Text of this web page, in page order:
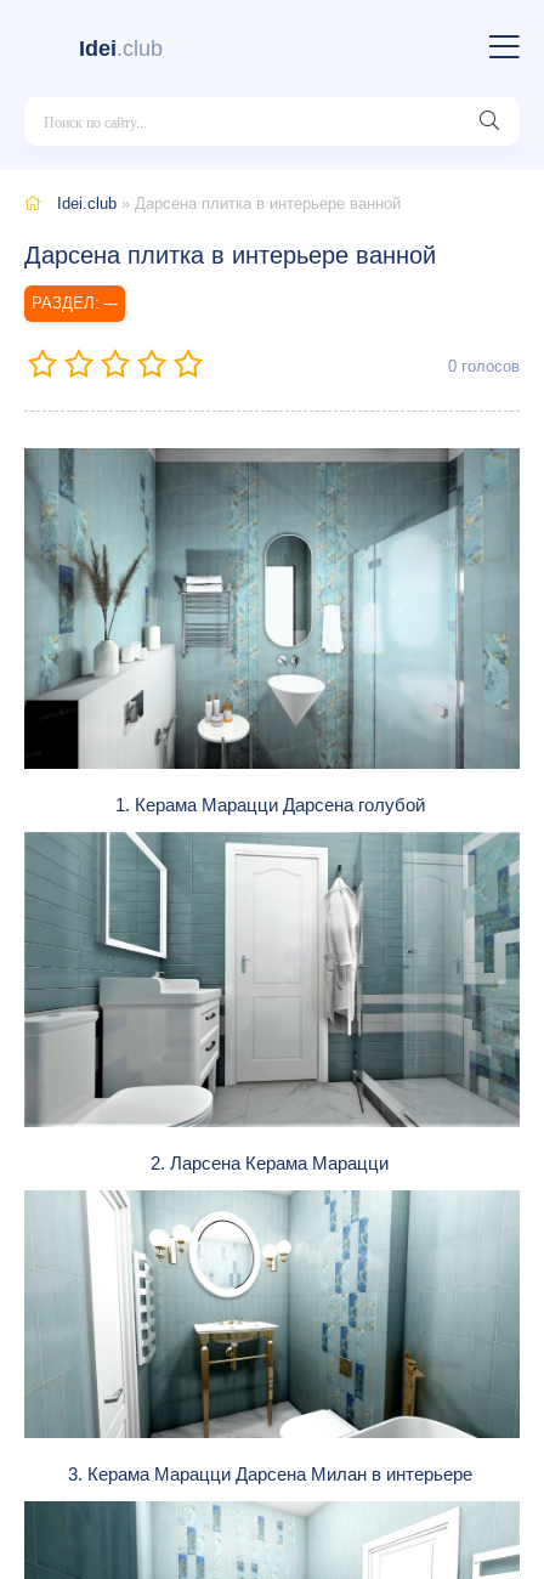
Idei.club
Idei.club » Дарсена плитка в интерьере ванной
Дарсена плитка в интерьере ванной
---
0 голосов
1. Керама Марацци Дарсена голубой
2. Ларсена Керама Марацци
3. Керама Марацци Дарсена Милан в интерьере